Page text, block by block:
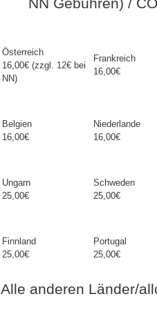
NN Gebühren) /
Österreich
16,00€ (zzgl. 12€ bei
NN)
Frankreich
16,00€
Belgien
16,00€
Niederlande
16,00€
Ungarn
25,00€
Schweden
25,00€
Finnland
25,00€
Portugal
25,00€
Alle anderen Länder/